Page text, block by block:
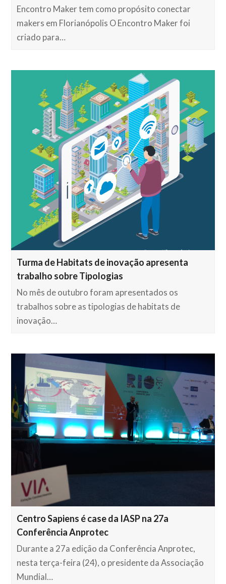
Encontro Maker tem como propósito conectar
makers em Florianópolis O Encontro Maker foi
criado para…
Turma de Habitats de inovação apresenta
trabalho sobre Tipologias
No mês de outubro foram apresentados os
trabalhos sobre as tipologias de habitats de
inovação…
Centro Sapiens é case da IASP na 27a
Conferência Anprotec
Durante a 27a edição da Conferência Anprotec,
nesta terça-feira (24), o presidente da Associação
Mundial…